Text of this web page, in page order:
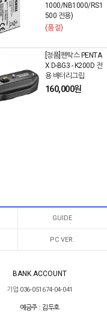
1000/NB1000/RS1
500 전용)
(품절)
[정품]펜탁스 PENTA
X D-BG3 - K200D 전
용 배터리그립
160,000원
GUIDE
PC VER.
BANK ACCOUNT
기업 036-051674-04-041
예금주 : 김두호